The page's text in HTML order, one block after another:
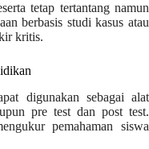
tetap tertantang namun
berbasis studi kasus atau
kritis.
digunakan sebagai alat
pre test dan post test.
pemahaman siswa